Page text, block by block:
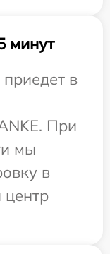
минут
в
При
мы
в
центр